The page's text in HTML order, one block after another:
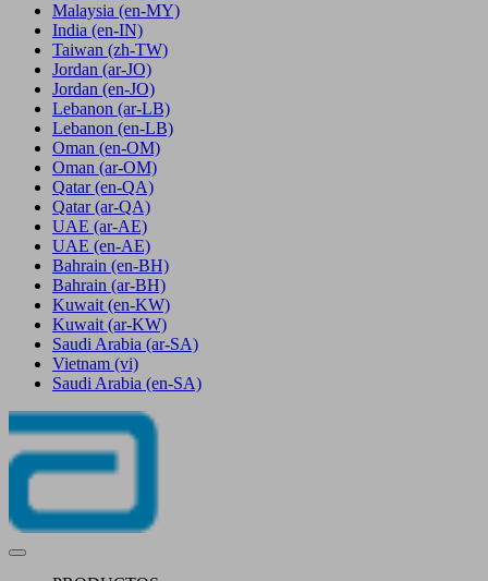
Malaysia (en-MY)
India (en-IN)
Taiwan (zh-TW)
Jordan (ar-JO)
Jordan (en-JO)
Lebanon (ar-LB)
Lebanon (en-LB)
Oman (en-OM)
Oman (ar-OM)
Qatar (en-QA)
Qatar (ar-QA)
UAE (ar-AE)
UAE (en-AE)
Bahrain (en-BH)
Bahrain (ar-BH)
Kuwait (en-KW)
Kuwait (ar-KW)
Saudi Arabia (ar-SA)
Vietnam (vi)
Saudi Arabia (en-SA)